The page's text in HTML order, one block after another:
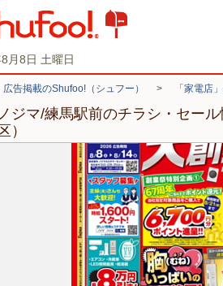
月8日 土曜日
告掲載のShufoo!（シュフー） > 「家電店
ノジマ/練馬駅前のチラシ・セー
区）